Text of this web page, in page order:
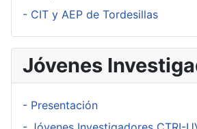
- CIT y AEP de Tordesillas
Jóvenes
- Presentación